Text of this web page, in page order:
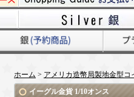
ホーム > アメリカ造幣局製地金型
イーグル金貨 1/10オンス